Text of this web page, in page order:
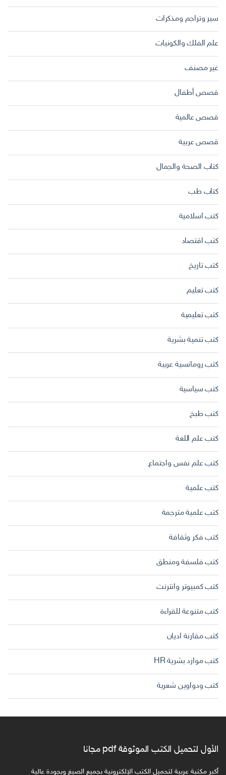
سير وتراجم ومذكرات
علم الفلك والكونيات
غير مصنف
قصص أطفال
قصص عالمية
قصص عربية
كتاب الصحة والجمال
كتاب طب
كتب اسلامية
كتب اقتصاد
كتب تاريخ
كتب تعليم
كتب تعليمية
كتب تنمية بشرية
كتب رومانسية عربية
كتب سياسية
كتب طبخ
كتب علم اللغة
كتب علم نفس واجتماع
كتب علمية
كتب علمية مترجمة
كتب فكر وثقافة
كتب فلسفة ومنطق
كتب كمبيوتر وانترنت
كتب متنوعة للقراءة
كتب مقارنة اديان
كتب موارد بشرية HR
كتب ودواوين شعرية
الأول لتحميل الكتب الموثوقة pdf مجانا
أكبر مكتبة عربية لتحميل الكتب الإلكترونية بجميع الصيغ وبجودة عالية